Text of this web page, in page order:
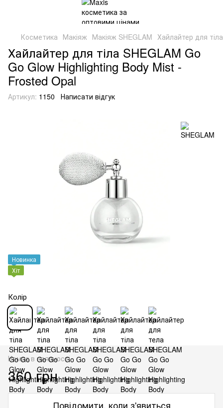
Косметика Макіяж Макіяж SHEGLAM Хайлайтер для
Хайлайтер для тіла SHEGLAM Go
Go Glow Highlighting Body Mist -
Frosted Opal
Артикул: 1150 Написати відгук
Новинка
Хіт
Колір
Немає в наявності
360 грн
Повідомити, коли з'явиться